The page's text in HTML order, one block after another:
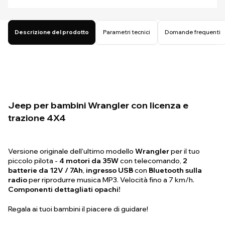
Descrizione del prodotto Parametri tecnici Domande frequenti
Jeep per bambini Wrangler con licenza e
trazione 4X4
Versione originale dell'ultimo modello Wranglerper il tuo
piccolo pilota - 4 motori da 35Wcon telecomando, 2
batterie da 12V / 7Ah, ingresso USBcon Bluetooth sulla
radioper riprodurre musica MP3. Velocità fino a 7 km/h.
Componenti dettagliati opachi!
Regala ai tuoi bambini il piacere di guidare!